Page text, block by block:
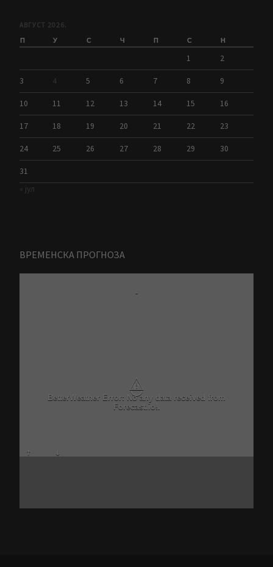
АВГУСТ 2026.
П У С Ч П С Н
1 2
3 4 5 6 7 8 9
10 11 12 13 14 15 16
17 18 19 20 21 22 23
24 25 26 27 28 29 30
31
« јул
ВРЕМЕНСКА ПРОГНОЗА
-
⚠
BetterWeather Error: No any data received from
Forecast.io!.